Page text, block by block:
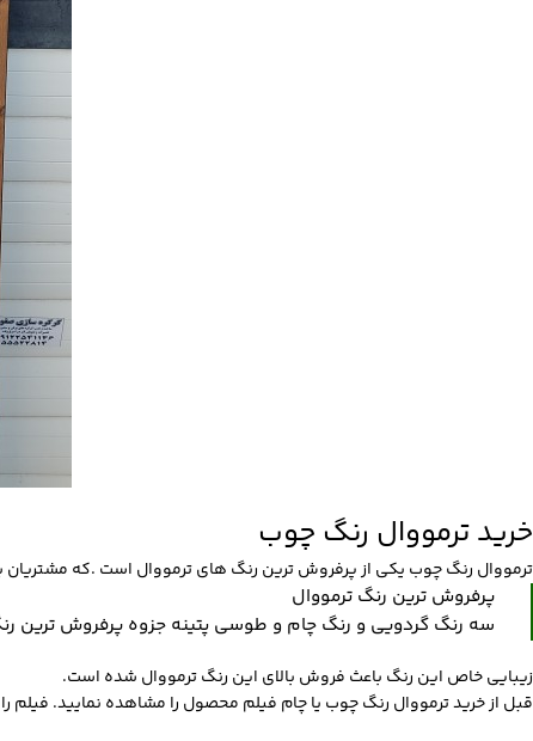
خرید ترمووال رنگ چوب
ترمووال رنگ چوب یکی از پرفروش ترین رنگ های ترمووال است .که مشتریان
پرفروش ترین رنگ ترمووال
سه رنگ گردویی و رنگ چام و طوسی پتینه جزوه پرفروش ترین
زیبایی خاص این رنگ باعث فروش بالای این رنگ ترمووال شده است.
قبل از خرید ترمووال رنگ چوب یا چام فیلم محصول را مشاهده نمایید.